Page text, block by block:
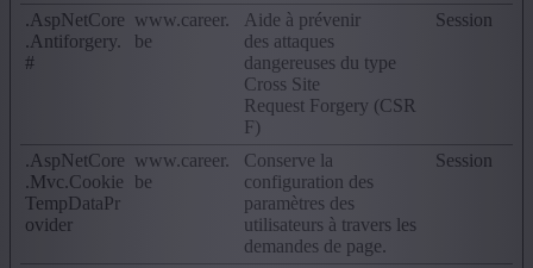
.AspNetCore
.Antiforgery.
#
www.career.
be
Aide à prévenir
des attaques
dangereuses du type
Cross Site
Request Forgery (CSR
F)
Session
.AspNetCore
.Mvc.Cookie
TempDataPr
ovider
www.career.
be
Conserve la
configuration des
paramètres des
utilisateurs à travers les
demandes de page.
Session